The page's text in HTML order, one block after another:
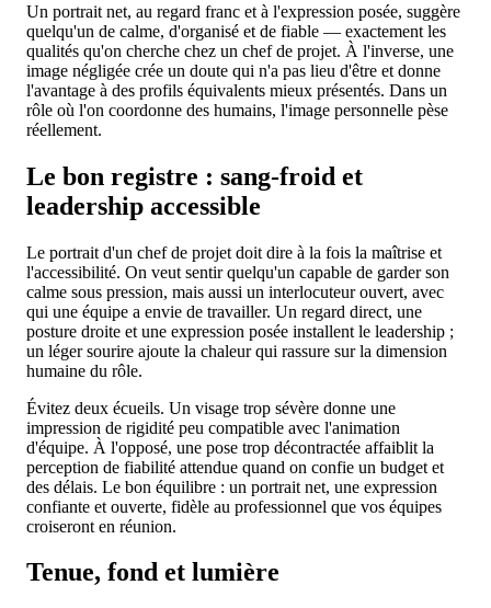
Un portrait net, au regard franc et à l'expression posée, suggère
quelqu'un de calme, d'organisé et de fiable — exactement les
qualités qu'on cherche chez un chef de projet. À l'inverse, une
image négligée crée un doute qui n'a pas lieu d'être et donne
l'avantage à des profils équivalents mieux présentés. Dans un
rôle où l'on coordonne des humains, l'image personnelle pèse
réellement.
Le bon registre : sang-froid et
leadership accessible
Le portrait d'un chef de projet doit dire à la fois la maîtrise et
l'accessibilité. On veut sentir quelqu'un capable de garder son
calme sous pression, mais aussi un interlocuteur ouvert, avec
qui une équipe a envie de travailler. Un regard direct, une
posture droite et une expression posée installent le leadership ;
un léger sourire ajoute la chaleur qui rassure sur la dimension
humaine du rôle.
Évitez deux écueils. Un visage trop sévère donne une
impression de rigidité peu compatible avec l'animation
d'équipe. À l'opposé, une pose trop décontractée affaiblit la
perception de fiabilité attendue quand on confie un budget et
des délais. Le bon équilibre : un portrait net, une expression
confiante et ouverte, fidèle au professionnel que vos équipes
croiseront en réunion.
Tenue, fond et lumière